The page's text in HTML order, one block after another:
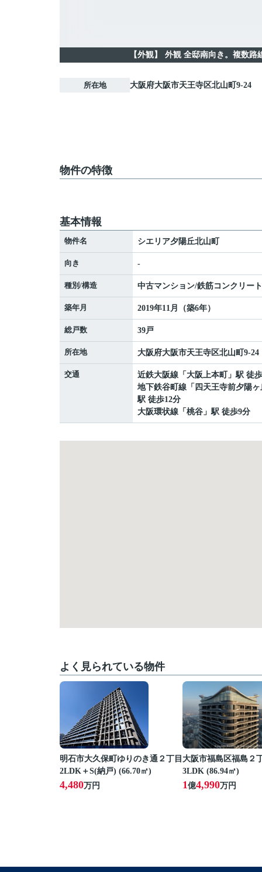
【外観】 外観 全邸南向き。複数路
所在地 大阪府大阪市天王寺区北山町 9-24
物件の特徴
基本情報
物件名 シエリア夕陽丘北山町
向き -
種別/構造 中古マンション/鉄筋コンクリート
築年月 2019年11月（築6年）
総戸数 39戸
所在地 大阪府大阪市天王寺区北山町 9-24
交通 近鉄大阪線 「 大阪上本町
」駅 徒
地下鉄谷町線 「 四天王寺前夕陽ヶ
駅 徒歩12分
大阪環状線 「 桃谷 」駅 徒歩9分
よく見られている物件
明石市大久保町ゆりのき通２丁目
2LDK＋S(納戸) (66.70㎡)
4,480万円
大阪市福島区福島２
3LDK (86.94㎡)
1億4,990万円